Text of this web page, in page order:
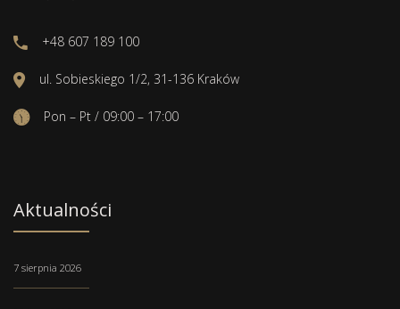
+48 607 189 100
ul. Sobieskiego 1/2, 31-136 Kraków
Pon – Pt / 09:00 – 17:00
Aktualności
7 sierpnia 2026